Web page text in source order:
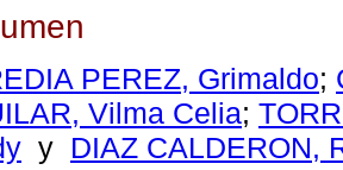
PEREZ, Grimaldo;
Vilma Celia;
y DIAZ CALDERON,